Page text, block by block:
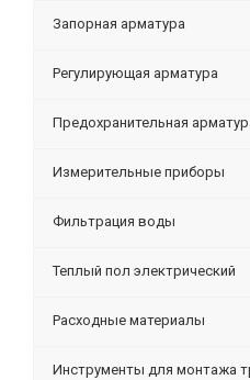
Запорная арматура
Регулирующая арматура
Предохранительная
Измерительные приборы
Фильтрация воды
Теплый пол электрический
Расходные материалы
Инструменты для монтажа